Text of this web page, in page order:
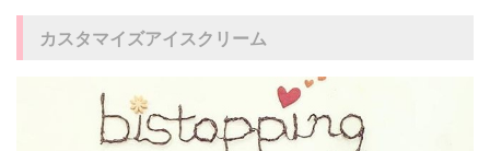
カスタマイズアイスクリーム